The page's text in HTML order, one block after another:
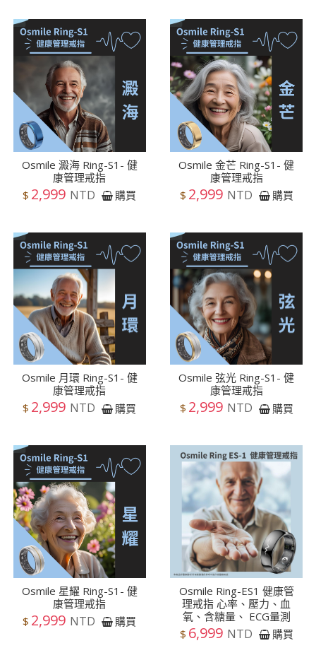
Osmile 澱海 Ring-S1- 健
康管理戒指
$ 2,999 NTD 購買
Osmile 金芒 Ring-S1- 健
康管理戒指
$ 2,999 NTD 購買
Osmile 月環 Ring-S1- 健
康管理戒指
$ 2,999 NTD 購買
Osmile 弦光 Ring-S1- 健
康管理戒指
$ 2,999 NTD 購買
Osmile 星耀 Ring-S1- 健
康管理戒指
$ 2,999 NTD 購買
Osmile Ring-ES1 健康管
理戒指 心率、壓力、血
氧、含糖量、 ECG量測
$ 6,999 NTD 購買